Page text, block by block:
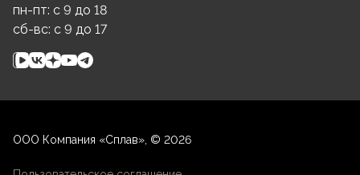
пн-пт: c 9 до 18
сб-вс: c 9 до 17
ООО Компания «Сплав», © 2026